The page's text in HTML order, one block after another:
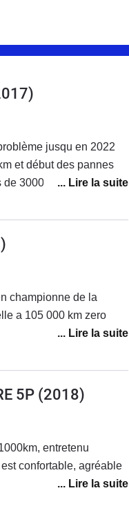
jusqu en 2022
et début des pannes
3000 euros de
championne de la
a 105 000 km zero
5P (2018)
entretenu
confortable, agréable